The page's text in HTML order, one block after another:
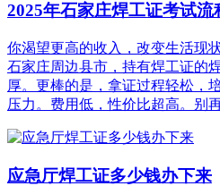
2025年石家庄焊工证考试流
你渴望更高的收入，改变生活现
石家庄周边县市，持有焊工证的
厚。更棒的是，拿证过程轻松，
压力。费用低，性价比超高。别
应急厅焊工证多少钱办下来